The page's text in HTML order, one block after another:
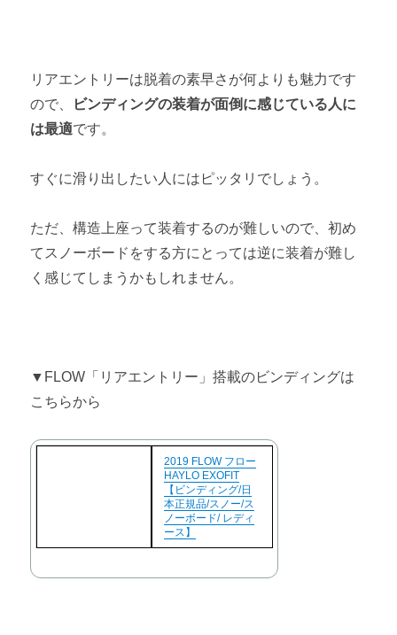
リアエントリーは脱着の素早さが何よりも魅力です
ので、
ビンディングの装着が面倒に感じている人に
は最適です。
すぐに滑り出したい人にはピッタリでしょう。
ただ、構造上座って装着するのが難しいので、初め
てスノーボードをする方にとっては逆に装着が難し
く感じてしまうかもしれません。
▼FLOW「リアエントリー」搭載のビンディングは
こちらから
2019 FLOW フロー
HAYLO EXOFIT
【ビンディング/日
本正規品/スノー/ス
ノーボード/ レディ
ース】